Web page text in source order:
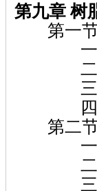
第九章 树
第一节
一、树
二、树
三、树
四、树
第二节
一、
二、
三、注